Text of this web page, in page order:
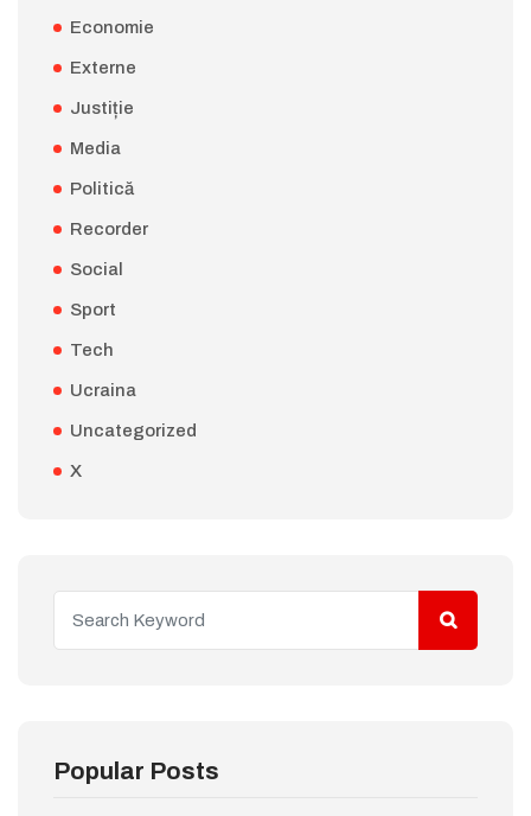
Economie
Externe
Justiție
Media
Politică
Recorder
Social
Sport
Tech
Ucraina
Uncategorized
X
Popular Posts